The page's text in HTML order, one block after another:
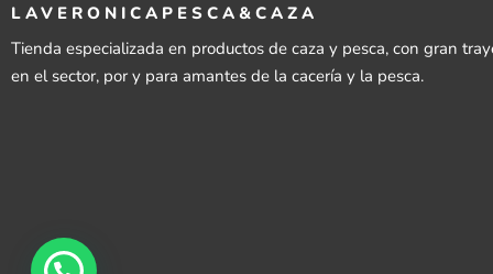
LAVERONICAPESCA&CAZA
Tienda especializada en productos de caza y pesca, con gran
en el sector, por y para amantes de la cacería y la pesca.